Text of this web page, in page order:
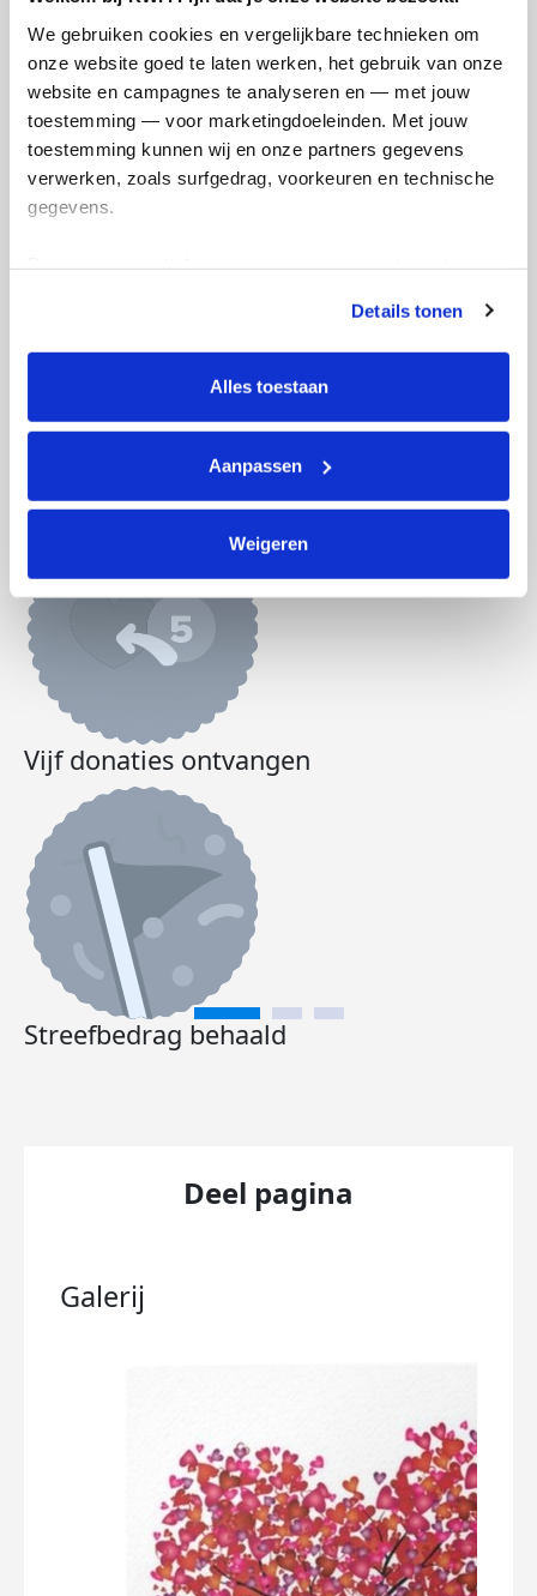
We gebruiken cookies en vergelijkbare technieken om
onze website goed te laten werken, het gebruik van onze
website en campagnes te analyseren en — met jouw
toestemming — voor marketingdoeleinden. Met jouw
toestemming kunnen wij en onze partners gegevens
verwerken, zoals surfgedrag, voorkeuren en technische
gegevens.
tonen. Je kunt je toestemming op elk moment wijzigen of
intrekken via Cookie instellingen onderaan de pagina. De
lijst met cookies is te vinden in het tabblad “details”.
Details tonen
Alles toestaan
Aanpassen
Weigeren
Feestpagina gemaakt
Aan eigen actie gedoneerd
Vijf donaties ontvangen
Streefbedrag behaald
Deel pagina
Galerij